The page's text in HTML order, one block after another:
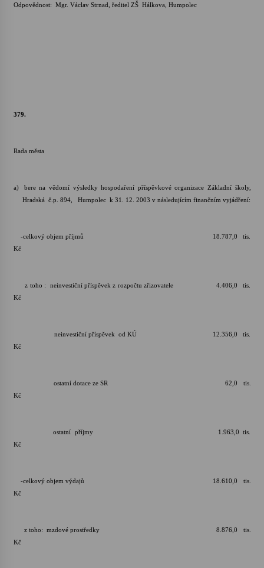
Odpovědnost: Mgr. Václav Strnad, ředitel ZŠ Hálkova, Humpolec
379.
Rada města
a)
bere na vědomí výsledky hospodaření příspěvkové organizace Základní školy,
Hradská č.p. 894, Humpolec k 31. 12. 2003 v následujícím finančním vyjádření:
-celkový objem příjmů 18.787,0 tis.
Kč
z toho : neinvestiční příspěvek z rozpočtu zřizovatele 4.406,0 tis.
Kč
neinvestiční příspěvek od KÚ 12.356,0 tis.
Kč
ostatní dotace ze SR 62,0 tis.
Kč
ostatní příjmy 1.963,0 tis.
Kč
-celkový objem výdajů 18.610,0 tis.
Kč
z toho: mzdové prostředky 8.876,0 tis.
Kč